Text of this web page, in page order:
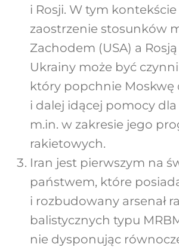
i Rosji. W tym
zaostrzenie stosunków
Zachodem (USA) a
Ukrainy może być
który popchnie Moskwę
i dalej idącej pomocy dla
m.in. w zakresie jego
rakietowych.
Iran jest pierwszym na
państwem, które
i rozbudowany arsenał
balistycznych typu
nie dysponując